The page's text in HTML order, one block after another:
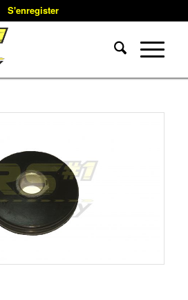
S'enregister